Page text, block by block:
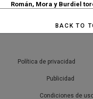
Román, Mora y Burdiel
BACK TO
Política de privacidad
Publicidad
Condiciones de